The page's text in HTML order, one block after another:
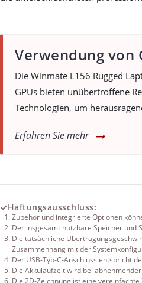
Verwendung
Die Winmate L156 Rugged
GPUs bieten unübertroffene
Technologien, um
Erfahren Sie mehr
✓Haftungsausschluss:
Zubehör und integrierte Optionen
Der insgesamt nutzbare Speicher und
Die tatsächliche
Zusammenhang mit der
Der USB-Typ-C-Anschluss entspricht
Die Akkulaufzeit wird bei
Die 2D-Zeichnung ist eine